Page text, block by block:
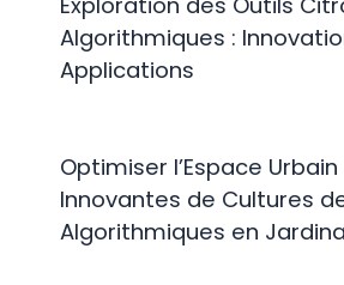
Algorithmiques :
Applications
Optimiser l’Espace
Innovantes de Cultures
Algorithmiques en